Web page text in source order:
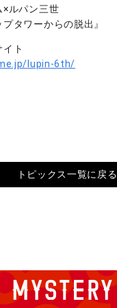
×ルパン三世
プタワーからの脱出』
ト
lupin-6th/
トピックス一覧に戻る